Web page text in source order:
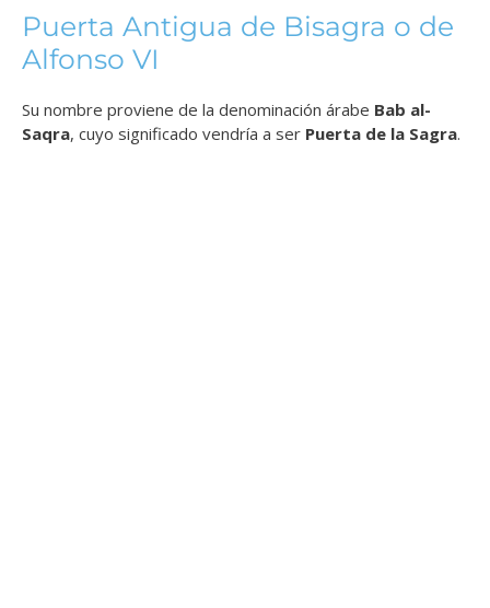
Puerta Antigua de Bisagra o de
Alfonso VI
Su nombre proviene de la denominación árabe Bab al-
Saqra, cuyo significado vendría a ser Puerta de la Sagra.